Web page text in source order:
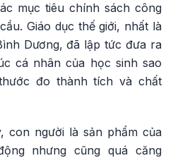
mục tiêu chính sách công
Giáo dục thế giới, nhất là
Dương, đã lập tức đưa ra
cá nhân của học sinh sao
đo thành tích và chất
con người là sản phẩm của
nhưng cũng quá căng